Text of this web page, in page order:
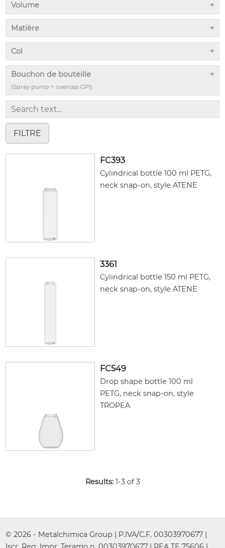
Volume
Matière
Col
Bouchon de bouteille
(Spray pump + overcap CP1)
FC393
Cylindrical bottle 100 ml PETG,
neck snap-on, style ATENE
3361
Cylindrical bottle 150 ml PETG,
neck snap-on, style ATENE
FC549
Drop shape bottle 100 ml
PETG, neck snap-on, style
TROPEA
Results:1-3 of 3
© 2026 - Metalchimica Group | P.IVA/C.F. 00303970677 |